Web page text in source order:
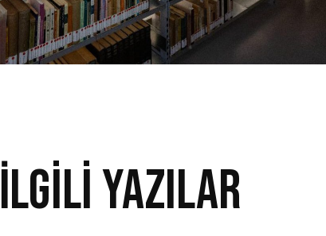
İlgili Yazılar